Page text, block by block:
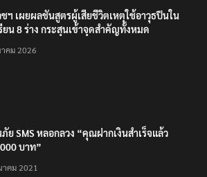
คม 2026
ชฯ เผยผลชันสูตรผู้เสียชีวิตเหตุใช้อาวุธปืนใน
ภัย SMS หลอกลวง “คุณฝากเงินสำเร็จแล้ว